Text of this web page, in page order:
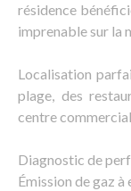
résidence
imprenable sur la
Localisation
plage, des
centre
Diagnostic de
Émission de gaz à